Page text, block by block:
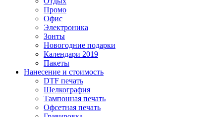
Промо
Офис
Электроника
Зонты
Новогодние подарки
Календари 2019
Пакеты
Нанесение и стоимость
DTF печать
Шелкография
Тампонная печать
Офсетная печать